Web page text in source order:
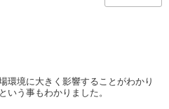
環境に大きく影響することがわかり
いう事もわかりました。